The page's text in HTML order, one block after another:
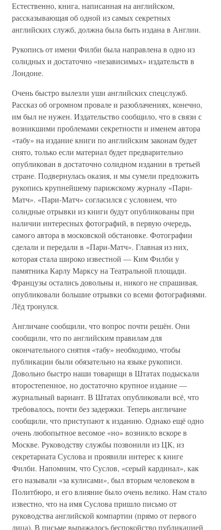
Естественно, книга, написанная на английском,
рассказывающая об одной из самых секретных
английских служб, должна была быть издана в Англии.
Рукопись от имени Филби была направлена в одно из
солидных и достаточно «независимых» издательств в
Лондоне.
Очень быстро вылезли уши английских спецслужб.
Рассказ об огромном провале и разоблачениях, конечно,
им был не нужен. Издательство сообщило, что в связи с
возникшими проблемами секретности и именем автора
«табу» на издание книги по английским законам будет
снято, только если материал будет предварительно
опубликован в достаточно солидном издании в третьей
стране. Подвернулась оказия, и мы сумели предложить
рукопись крупнейшему парижскому журналу «Пари-
Матч». «Пари-Матч» согласился с условием, что
солидные отрывки из книги будут опубликованы при
наличии интересных фотографий, в первую очередь,
самого автора в московской обстановке. Фотографии
сделали и передали в «Пари-Матч». Главная из них,
которая стала широко известной — Ким Филби у
памятника Карлу Марксу на Театральной площади.
Французы остались довольны и, никого не спрашивая,
опубликовали большие отрывки со всеми фотографиями.
Лёд тронулся.
Англичане сообщили, что вопрос почти решён. Они
сообщили, что по английским правилам для
окончательного снятия «табу» необходимо, чтобы
публикации были обязательно на языке рукописи.
Довольно быстро наши товарищи в Штатах подыскали
второстепенное, но достаточно крупное издание —
журнальный вариант. В Штатах опубликовали всё, что
требовалось, почти без задержки. Теперь англичане
сообщили, что приступают к изданию. Однако ещё одно
очень любопытное весомое «но» возникло вскоре в
Москве. Руководству службы позвонили из ЦК, из
секретариата Суслова и проявили интерес к книге
Филби. Напомним, что Суслов, «серый кардинал», как
его называли «за кулисами», был вторым человеком в
Политбюро, и его влияние было очень велико. Нам стало
известно, что на имя Суслова пришло письмо от
руководства английской компартии (прямо от первого
лица). В письме выражалось беспокойство публикацией